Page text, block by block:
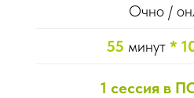
Очно /
55 минут *
1 сессия в